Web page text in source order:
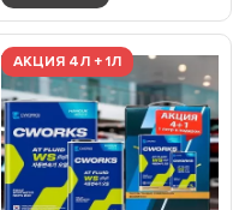
АКЦИЯ 4Л + 1Л